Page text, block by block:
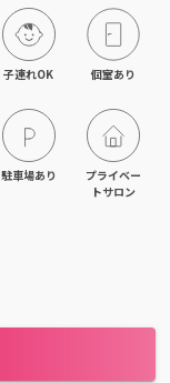
子連れOK 個室あり
駐車場あり
プライベー
トサロン